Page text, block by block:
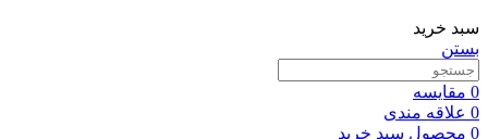
سبد خرید
بستن
0 مقایسه
0 علاقه مندی
0 محصول سبد خرید